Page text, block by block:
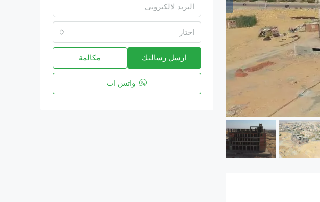
اختار
ارسل رسالتك مكالمة
واتس اب